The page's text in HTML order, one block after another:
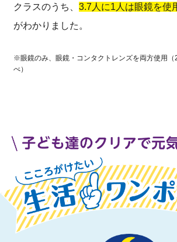
クラスのうち、3.7人に1人は眼鏡を使
がわかりました。
※眼鏡のみ、眼鏡・コンタクトレンズを両方使用
べ）